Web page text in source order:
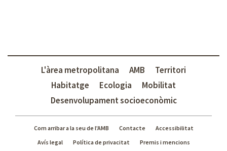
L'àrea metropolitana AMB
Territori
Habitatge
Ecologia
Mobilitat
Desenvolupament socioeconòmic
Com arribar a la seu de l'AMB Contacte
Accessibilitat
Avís legal
Política de privacitat
Premis i mencions